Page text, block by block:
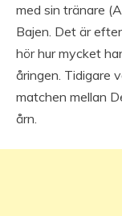
med sin tränare
Bajen. Det är
hör hur mycket
åringen. Tidigare
matchen mellan
årn.